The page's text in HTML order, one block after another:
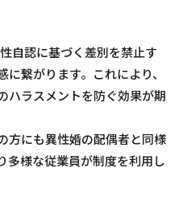
自認に基づく差別を禁止す
繋がります。これにより、
ハラスメントを防ぐ効果が期
方にも異性婚の配偶者と同様
多様な従業員が制度を利用し